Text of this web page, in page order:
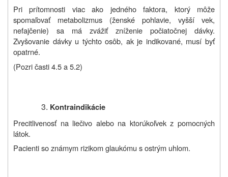
Pri prítomnosti viac ako jedného faktora, ktorý môže
spomaľovať metabolizmus (ženské pohlavie, vyšší vek,
nefajčenie) sa má zvážiť zníženie počiatočnej dávky.
Zvyšovanie dávky u týchto osôb, ak je indikované, musí byť
opatrné.
(Pozri časti 4.5 a 5.2)
Kontraindikácie
Precitlivenosť na liečivo alebo na ktorúkoľvek z pomocných
látok.
Pacienti so známym rizikom glaukómu s ostrým uhlom.